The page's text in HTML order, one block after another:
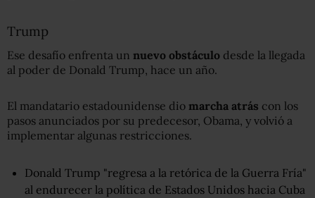
Trump
Ese desafío enfrenta un nuevo obstáculo desde la llegada
al poder de Donald Trump, hace un año.
El mandatario estadounidense dio marcha atrás con los
pasos anunciados por su predecesor, Obama, y volvió a
implementar algunas restricciones.
Donald Trump "regresa a la retórica de la Guerra Fría"
al endurecer la política de Estados Unidos hacia Cuba